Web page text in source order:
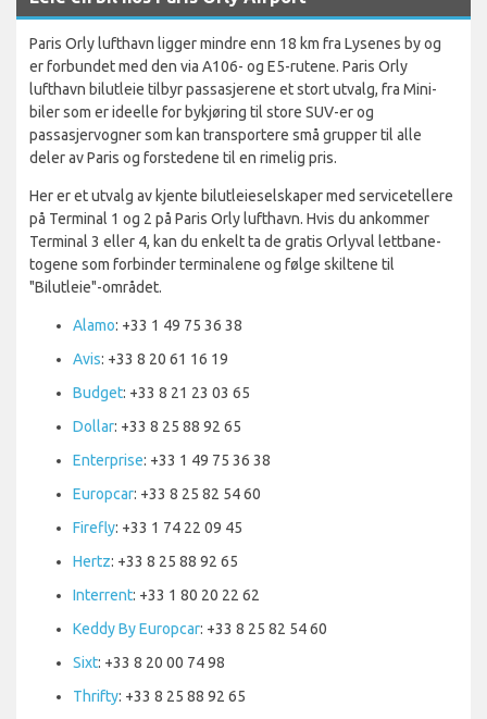
Paris Orly lufthavn ligger mindre enn 18 km fra Lysenes by og
er forbundet med den via A106- og E5-rutene. Paris Orly
lufthavn bilutleie tilbyr passasjerene et stort utvalg, fra Mini-
biler som er ideelle for bykjøring til store SUV-er og
passasjervogner som kan transportere små grupper til alle
deler av Paris og forstedene til en rimelig pris.
Her er et utvalg av kjente bilutleieselskaper med servicetellere
på Terminal 1 og 2 på Paris Orly lufthavn. Hvis du ankommer
Terminal 3 eller 4, kan du enkelt ta de gratis Orlyval lettbane-
togene som forbinder terminalene og følge skiltene til
"Bilutleie"-området.
Alamo: +33 1 49 75 36 38
Avis: +33 8 20 61 16 19
Budget: +33 8 21 23 03 65
Dollar: +33 8 25 88 92 65
Enterprise: +33 1 49 75 36 38
Europcar: +33 8 25 82 54 60
Firefly: +33 1 74 22 09 45
Hertz: +33 8 25 88 92 65
Interrent: +33 1 80 20 22 62
Keddy By Europcar: +33 8 25 82 54 60
Sixt: +33 8 20 00 74 98
Thrifty: +33 8 25 88 92 65